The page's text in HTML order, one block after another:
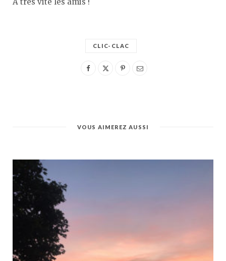
CLIC-CLAC
VOUS AIMEREZ AUSSI